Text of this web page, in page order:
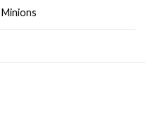
Minions